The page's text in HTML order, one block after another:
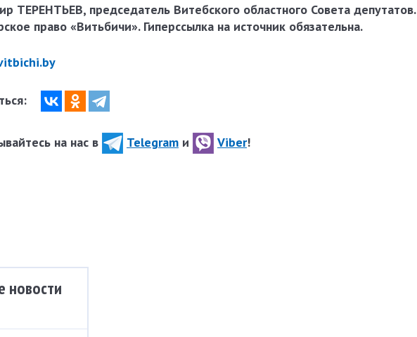
ТЕРЕНТЬЕВ, председатель Витебского областного Совета депутатов.
право «Витьбичи». Гиперссылка на источник обязательна.
на нас в Telegram и Viber!
новости